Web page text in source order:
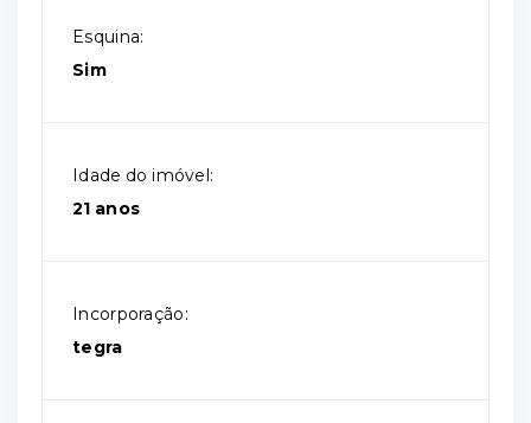
Esquina:
Sim
Idade do imóvel:
21 anos
Incorporação:
tegra